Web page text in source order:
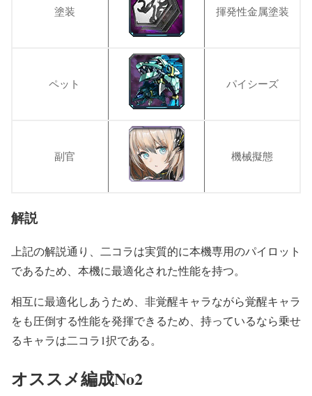
塗装 揮発性金属塗装
ペット パイシーズ
副官 機械擬態
解説
上記の解説通り、二コラは実質的に本機専用のパイロット
であるため、本機に最適化された性能を持つ。
相互に最適化しあうため、非覚醒キャラながら覚醒キャラ
をも圧倒する性能を発揮できるため、持っているなら乗せ
るキャラは二コラ1択である。
オススメ編成No2